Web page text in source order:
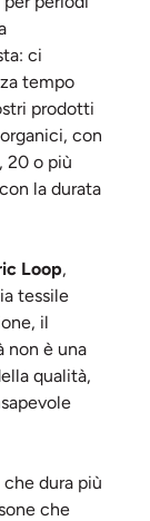
ci
tempo
prodotti
con
20 o più
la durata
Loop,
tessile
il
non è una
qualità,
dura più
che